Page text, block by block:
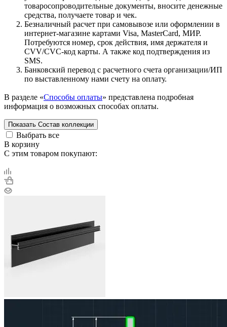
товаросопроводительные документы, вносите денежные
средства, получаете товар и чек.
Безналичный расчет при самовывозе или оформлении в
интернет-магазине картами Visa, MasterCard, МИР.
Потребуются номер, срок действия, имя держателя и
CVV/CVC-код карты. А также код подтверждения из
SMS.
Банковский перевод с расчетного счета организации/ИП
по выставленному нами счету на оплату.
В разделе «Способы оплаты» представлена подробная
информация о возможных способах оплаты.
Показать Состав коллекции
Выбрать все
В корзину
С этим товаром покупают: